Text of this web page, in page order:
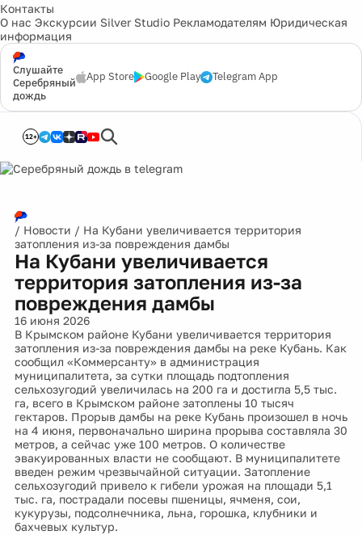
Контакты
О нас Экскурсии Silver Studio Рекламодателям Юридическая
информация
Слушайте
Серебряный
дождь
App Store Google Play Telegram App
12+
/ Новости / На Кубани увеличивается территория
затопления из-за повреждения дамбы
На Кубани увеличивается
территория затопления из-за
повреждения дамбы
16 июня 2026
В Крымском районе Кубани увеличивается территория
затопления из-за повреждения дамбы на реке Кубань. Как
сообщил «Коммерсанту» в администрация
муниципалитета, за сутки площадь подтопления
сельхозугодий увеличилась на 200 га и достигла 5,5 тыс.
га, всего в Крымском районе затоплены 10 тысяч
гектаров. Прорыв дамбы на реке Кубань произошел в ночь
на 4 июня, первоначально ширина прорыва составляла 30
метров, а сейчас уже 100 метров. О количестве
эвакуированных власти не сообщают. В муниципалитете
введен режим чрезвычайной ситуации. Затопление
сельхозугодий привело к гибели урожая на площади 5,1
тыс. га, пострадали посевы пшеницы, ячменя, сои,
кукурузы, подсолнечника, льна, горошка, клубники и
бахчевых культур.